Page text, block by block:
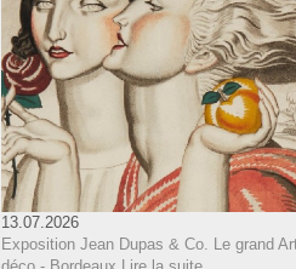
13.07.2026
Exposition Jean Dupas & Co. Le grand